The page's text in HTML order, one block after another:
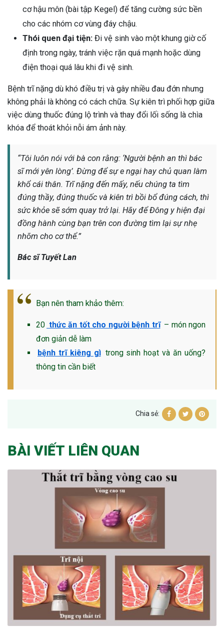
cơ hậu môn (bài tập Kegel) để tăng cường sức bền
cho các nhóm cơ vùng đáy chậu.
Thói quen đại tiện: Đi vệ sinh vào một khung giờ cố
định trong ngày, tránh việc rặn quá mạnh hoặc dùng
điện thoại quá lâu khi đi vệ sinh.
Bệnh trĩ nặng dù khó điều trị và gây nhiều đau đớn nhưng
không phải là không có cách chữa. Sự kiên trì phối hợp giữa
việc dùng thuốc đúng lộ trình và thay đổi lối sống là chìa
khóa để thoát khỏi nỗi ám ảnh này.
“Tôi luôn nói với bà con rằng: ‘Người bệnh an thì bác
sĩ mới yên lòng’. Đừng để sự e ngại hay chủ quan làm
khổ cái thân. Trĩ nặng đến mấy, nếu chúng ta tìm
đúng thầy, đúng thuốc và kiên trì bồi bổ đúng cách, thì
sức khỏe sẽ sớm quay trở lại. Hãy để Đông y hiện đại
đồng hành cùng bạn trên con đường tìm lại sự nhẹ
nhõm cho cơ thể.”
Bác sĩ Tuyết Lan
Bạn nên tham khảo thêm:
20 thức ăn tốt cho người bệnh trĩ – món ngon
đơn giản dễ làm
bệnh trĩ kiêng gì trong sinh hoạt và ăn uống?
thông tin cần biết
Chia sẻ:
BÀI VIẾT LIÊN QUAN